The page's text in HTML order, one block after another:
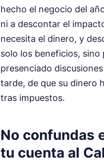
hecho el negocio del
ni a descontar el
necesita el dinero, y
solo los beneficios, sino
presenciado
tarde, de que su dinero
tras impuestos.
No confundas
tu cuenta al